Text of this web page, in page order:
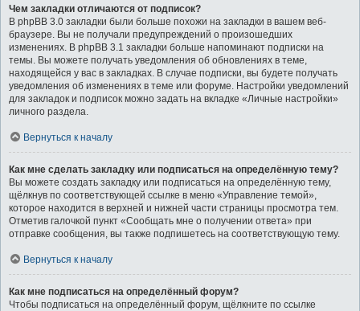
Чем закладки отличаются от подписок?
В phpBB 3.0 закладки были больше похожи на закладки в вашем веб-
браузере. Вы не получали предупреждений о произошедших
изменениях. В phpBB 3.1 закладки больше напоминают подписки на
темы. Вы можете получать уведомления об обновлениях в теме,
находящейся у вас в закладках. В случае подписки, вы будете получать
уведомления об изменениях в теме или форуме. Настройки уведомлений
для закладок и подписок можно задать на вкладке «Личные настройки»
личного раздела.
Вернуться к началу
Как мне сделать закладку или подписаться на определённую тему?
Вы можете создать закладку или подписаться на определённую тему,
щёлкнув по соответствующей ссылке в меню «Управление темой»,
которое находится в верхней и нижней части страницы просмотра тем.
Отметив галочкой пункт «Сообщать мне о получении ответа» при
отправке сообщения, вы также подпишетесь на соответствующую тему.
Вернуться к началу
Как мне подписаться на определённый форум?
Чтобы подписаться на определённый форум, щёлкните по ссылке